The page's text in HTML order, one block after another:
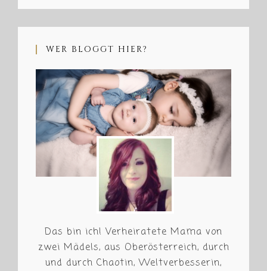
WER BLOGGT HIER?
Das bin ich! Verheiratete Mama von
zwei Mädels, aus Oberösterreich, durch
und durch Chaotin, Weltverbesserin,